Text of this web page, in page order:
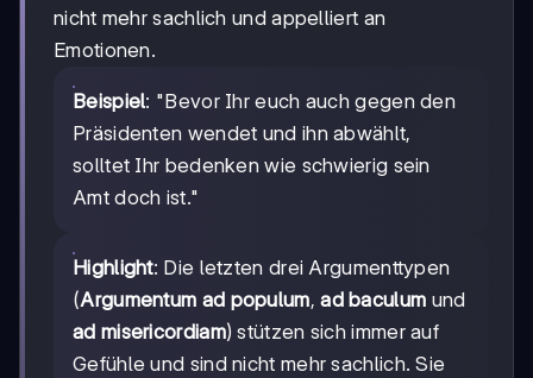
nicht mehr sachlich und appelliert an
Emotionen.
Beispiel: "Bevor Ihr euch auch gegen den
Präsidenten wendet und ihn abwählt,
solltet Ihr bedenken wie schwierig sein
Amt doch ist."
Highlight: Die letzten drei Argumenttypen
(Argumentum ad populum,ad baculum und
ad misericordiam) stützen sich immer auf
Gefühle und sind nicht mehr sachlich. Sie